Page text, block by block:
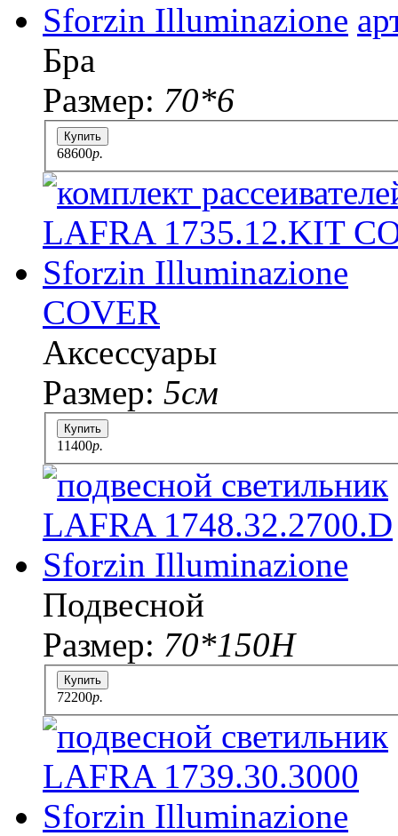
Бра
Размер: 70*6
Купить
68600p.
COVER
Аксессуары
Размер: 5см
Купить
11400p.
Подвесной
Размер: 70*150H
Купить
72200p.